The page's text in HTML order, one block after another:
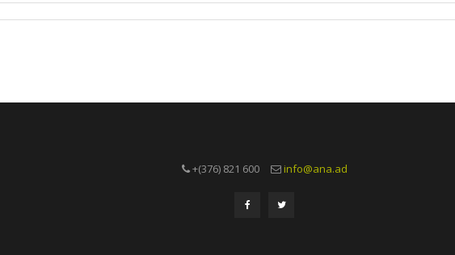
+(376) 821 600 info@ana.ad